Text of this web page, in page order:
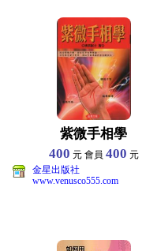
紫微手相學
400 元 會員 400 元
金星出版社
www.venusco555.com